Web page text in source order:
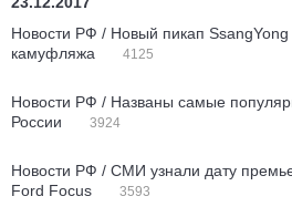
Новости РФ / Новый пикап
камуфляжа
4125
Новости РФ / Названы самые
России
3924
Новости РФ / СМИ узнали дату
Ford Focus
3593